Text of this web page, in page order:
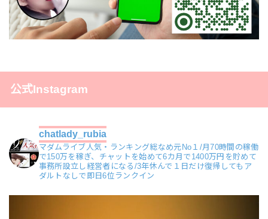
公式Instagram
chatlady_rubia
マダムライブ人気・ランキング総なめ元No１/月70時間の稼働
で150万を稼ぎ、チャットを始めて6カ月で1400万円を貯めて
事務所設立し経営者になる/3年休んで１日だけ復帰してもア
ダルトなしで即日6位ランクイン